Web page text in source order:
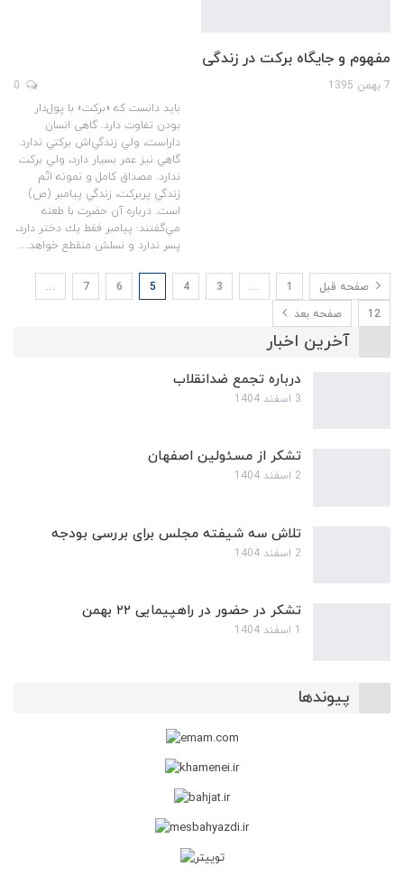
مفهوم و جایگاه برکت در زندگی
7 بهمن 1395
بايد دانست كه «بركت» با پول‌دار
بودن تفاوت دارد. گاهی انسان
داراست، ولي زندگي‌اش بركتي ندارد.
گاهي نيز عمر بسيار دارد، ولي بركت
ندارد. مصداق كامل و نمونه اتّم
زندگي پربركت، زندگي پيامبر (ص)
است. درباره آن حضرت با طعنه
مي‌گفتند: پيامبر فقط يك دختر دارد،
پسر ندارد و نسلش منقطع خواهد…
صفحه قبل 1
…
3
4
5
6
7
…
12
صفحه بعد
آخرین اخبار
درباره تجمع ضدانقلاب
3 اسفند 1404
تشکر از مسئولین اصفهان
2 اسفند 1404
تلاش سه شیفته مجلس برای بررسی بودجه
2 اسفند 1404
تشکر در حضور در راهپیمایی ۲۲ بهمن
1 اسفند 1404
پیوندها